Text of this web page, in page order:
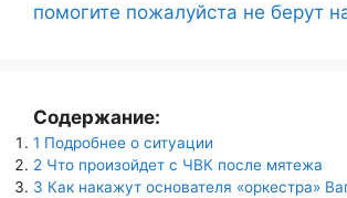
помогите пожалуйста не берут
Содержание:
1 Подробнее о ситуации
2 Что произойдет с ЧВК после мятежа
3 Как накажут основателя «оркестра»